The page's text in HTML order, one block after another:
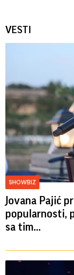
VESTI
SHOWBIZ
Jovana Pajić
popularnosti,
sa tim...